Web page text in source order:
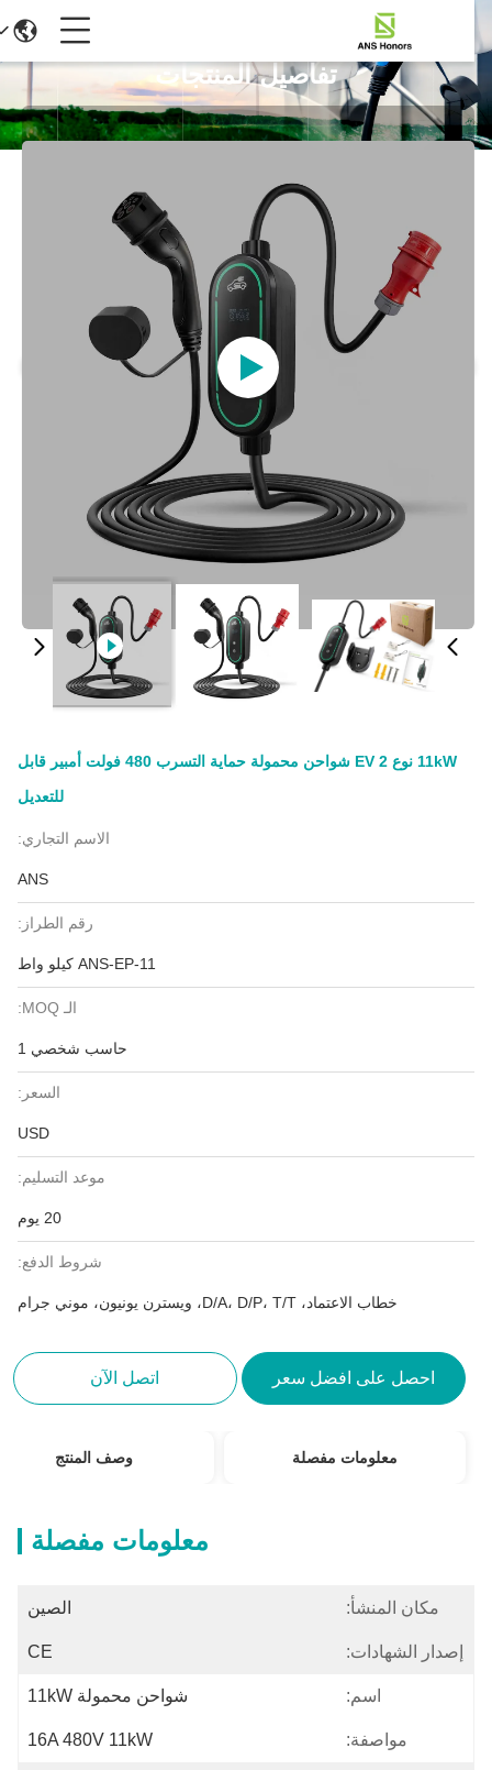
تفاصيل المنتجات
11kW نوع 2 EV شواحن محمولة حماية التسرب 480 فولت أمبير قابل
للتعديل
الاسم التجاري:
ANS
رقم الطراز:
ANS-EP-11 كيلو واط
الـ MOQ:
حاسب شخصي 1
السعر:
USD
موعد التسليم:
20 يوم
شروط الدفع:
خطاب الاعتماد، D/A، D/P، T/T، ويسترن يونيون، موني جرام
احصل على افضل سعر اتصل الآن
معلومات مفصلة وصف المنتج
معلومات مفصلة
مكان المنشأ: الصين
إصدار الشهادات: CE
اسم: شواحن محمولة 11kW
مواصفة: 16A 480V 11kW